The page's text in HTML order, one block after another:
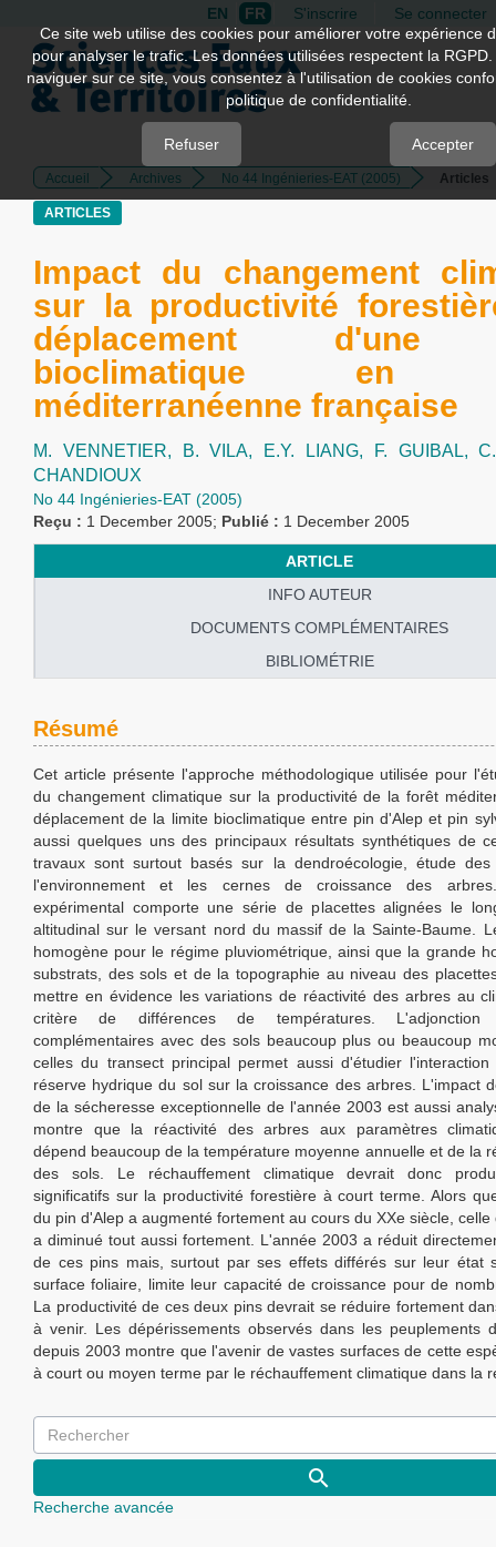
Quick
jump
page
Main
Navigation
Sidebar
EN FR S'inscrire Se connecter
Accueil Archives No 44 Ingénieries-EAT (2005) Articles
ARTICLES
Impact du changement
sur la productivité
déplacement d'une
bioclimatique en
méditerranéenne française
M. VENNETIER, B. VILA, E.Y. LIANG, F. GUIBAL,
CHANDIOUX
No 44 Ingénieries-EAT (2005)
Reçu : 1 December 2005; Publié : 1 December 2005
ARTICLE
INFO AUTEUR
DOCUMENTS COMPLÉMENTAIRES
BIBLIOMÉTRIE
Résumé
Cet article présente l'approche méthodologique utilisée pour
du changement climatique sur la productivité de la forêt
déplacement de la limite bioclimatique entre pin d'Alep et pin
aussi quelques uns des principaux résultats synthétiques de
travaux sont surtout basés sur la dendroécologie, étude des
l'environnement et les cernes de croissance des
expérimental comporte une série de placettes alignées le
altitudinal sur le versant nord du massif de la Sainte-Baume.
homogène pour le régime pluviométrique, ainsi que la grande
substrats, des sols et de la topographie au niveau des
mettre en évidence les variations de réactivité des arbres au
critère de différences de températures. L'adjonction
complémentaires avec des sols beaucoup plus ou beaucoup
celles du transect principal permet aussi d'étudier
réserve hydrique du sol sur la croissance des arbres. L'impact
de la sécheresse exceptionnelle de l'année 2003 est aussi
montre que la réactivité des arbres aux paramètres
dépend beaucoup de la température moyenne annuelle et de la
des sols. Le réchauffement climatique devrait donc
significatifs sur la productivité forestière à court terme. Alors
du pin d'Alep a augmenté fortement au cours du XXe siècle, celle
a diminué tout aussi fortement. L'année 2003 a réduit
de ces pins mais, surtout par ses effets différés sur leur état
surface foliaire, limite leur capacité de croissance pour de
La productivité de ces deux pins devrait se réduire fortement
à venir. Les dépérissements observés dans les peuplements
depuis 2003 montre que l'avenir de vastes surfaces de cette
à court ou moyen terme par le réchauffement climatique dans la
Recherche avancée
Ce site web utilise des cookies pour améliorer votre expérience
pour analyser le trafic. Les données utilisées respectent la
naviguer sur ce site, vous consentez à l'utilisation de cookies
politique de confidentialité.
Refuser Accepter